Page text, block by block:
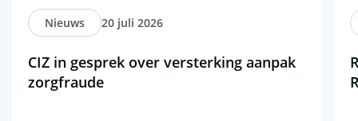
Nieuws 20 juli 2026
CIZ in gesprek over versterking aanpak
zorgfraude